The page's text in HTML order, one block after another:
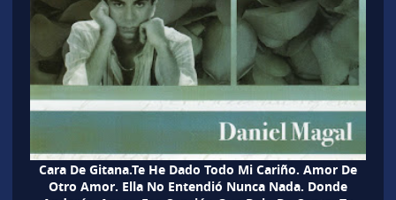
Cara De Gitana.Te He Dado Todo Mi Cariño. Amor De
Otro Amor. Ella No Entendió Nunca Nada. Donde